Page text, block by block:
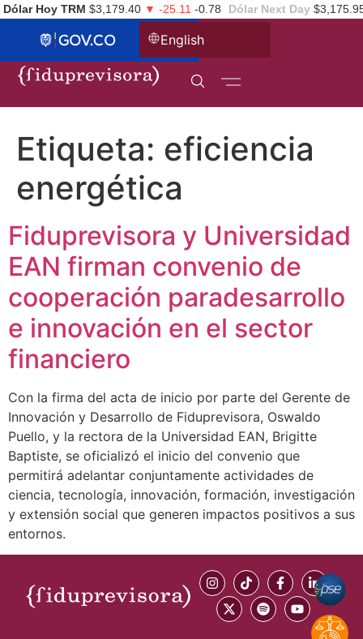
Dólar Hoy TRM $3,179.40 ▼ -25.11 -0.78 Dólar Next Day
English
Etiqueta: eficiencia
energética
Fiduprevisora y Universidad
EAN firman convenio de
cooperación paradesarrollo
e innovación en el sector
financiero
Con la firma del acta de inicio por parte del Gerente de
Innovación y Desarrollo de Fiduprevisora, Oswaldo
Puello, y la rectora de la Universidad EAN, Brigitte
Baptiste, se oficializó el inicio del convenio que
permitirá adelantar conjuntamente actividades de
ciencia, tecnología, innovación, formación, investigación
y extensión social que generen impactos positivos a sus
entornos.